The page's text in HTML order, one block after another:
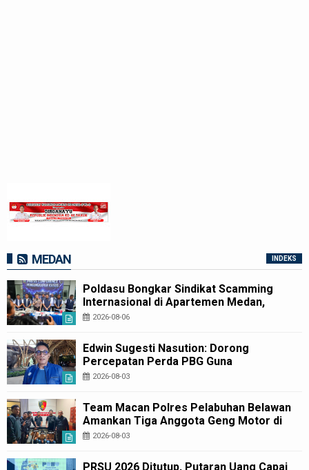
MEDAN INDEKS
Poldasu Bongkar Sindikat Scamming
Internasional di Apartemen Medan,
Korban Rugi Rp6,7 Miliar
2026-08-06
Edwin Sugesti Nasution: Dorong
Percepatan Perda PBG Guna
Penyederhanaan Layanan Cepat dan
2026-08-03
Team Macan Polres Pelabuhan Belawan
Amankan Tiga Anggota Geng Motor di
Marelan Pasar 9
2026-08-03
PRSU 2026 Ditutup, Putaran Uang Capai